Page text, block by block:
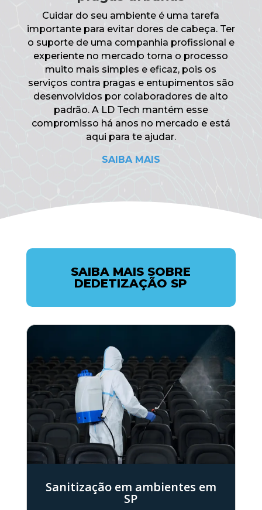
Cuidar do seu ambiente é uma tarefa
importante para evitar dores de cabeça. Ter
o suporte de uma companhia profissional e
experiente no mercado torna o processo
muito mais simples e eficaz, pois os
serviços contra pragas e entupimentos são
desenvolvidos por colaboradores de alto
padrão. A LD Tech mantém esse
compromisso há anos no mercado e está
aqui para te ajudar.
SAIBA MAIS
SAIBA MAIS SOBRE
DEDETIZAÇÃO SP
Sanitização em ambientes em
SP